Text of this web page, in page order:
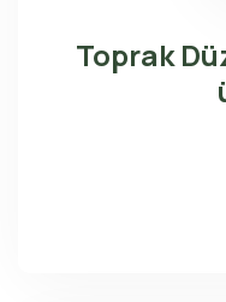
Toprak